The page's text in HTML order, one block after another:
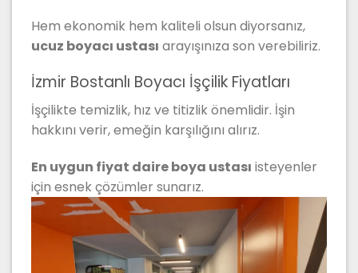
Hem ekonomik hem kaliteli olsun diyorsanız,
ucuz boyacı ustası arayışınıza son verebiliriz.
İzmir Bostanlı Boyacı İşçilik Fiyatları
İşçilikte temizlik, hız ve titizlik önemlidir. İşin
hakkını verir, emeğin karşılığını alırız.
En uygun fiyat daire boya ustası isteyenler
için esnek çözümler sunarız.